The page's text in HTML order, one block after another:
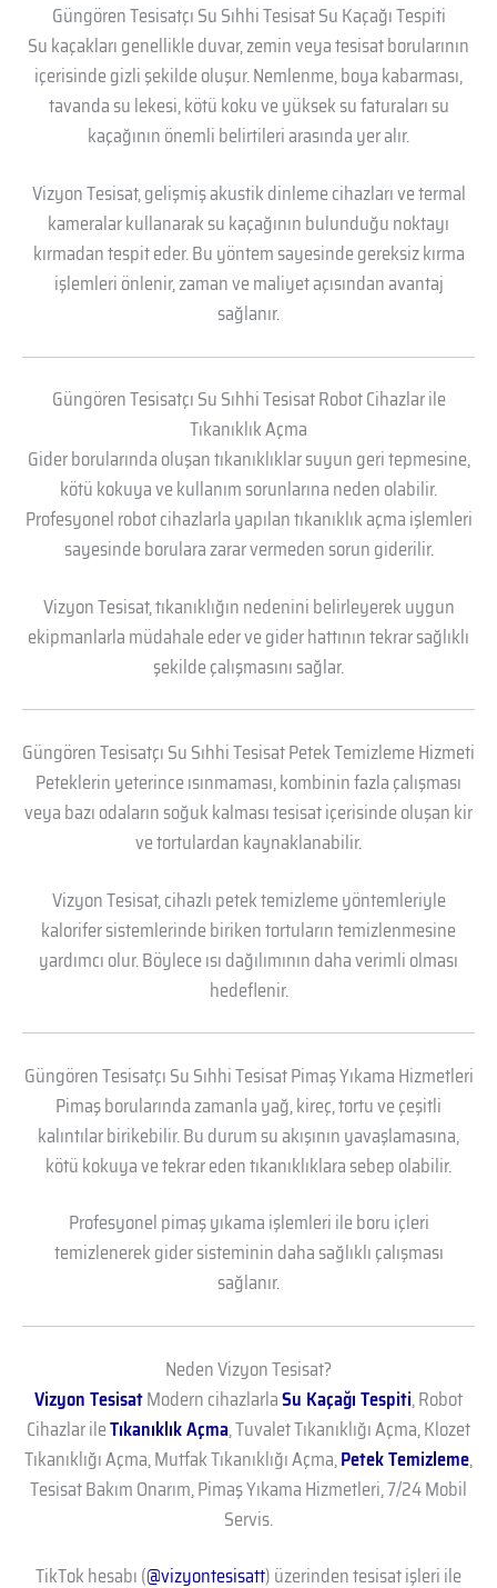
Güngören Tesisatçı Su Sıhhi Tesisat Su Kaçağı Tespiti
Su kaçakları genellikle duvar, zemin veya tesisat borularının
içerisinde gizli şekilde oluşur. Nemlenme, boya kabarması,
tavanda su lekesi, kötü koku ve yüksek su faturaları su
kaçağının önemli belirtileri arasında yer alır.
Vizyon Tesisat, gelişmiş akustik dinleme cihazları ve termal
kameralar kullanarak su kaçağının bulunduğu noktayı
kırmadan tespit eder. Bu yöntem sayesinde gereksiz kırma
işlemleri önlenir, zaman ve maliyet açısından avantaj
sağlanır.
Güngören Tesisatçı Su Sıhhi Tesisat Robot Cihazlar ile
Tıkanıklık Açma
Gider borularında oluşan tıkanıklıklar suyun geri tepmesine,
kötü kokuya ve kullanım sorunlarına neden olabilir.
Profesyonel robot cihazlarla yapılan tıkanıklık açma işlemleri
sayesinde borulara zarar vermeden sorun giderilir.
Vizyon Tesisat, tıkanıklığın nedenini belirleyerek uygun
ekipmanlarla müdahale eder ve gider hattının tekrar sağlıklı
şekilde çalışmasını sağlar.
Güngören Tesisatçı Su Sıhhi Tesisat Petek Temizleme Hizmeti
Peteklerin yeterince ısınmaması, kombinin fazla çalışması
veya bazı odaların soğuk kalması tesisat içerisinde oluşan kir
ve tortulardan kaynaklanabilir.
Vizyon Tesisat, cihazlı petek temizleme yöntemleriyle
kalorifer sistemlerinde biriken tortuların temizlenmesine
yardımcı olur. Böylece ısı dağılımının daha verimli olması
hedeflenir.
Güngören Tesisatçı Su Sıhhi Tesisat Pimaş Yıkama Hizmetleri
Pimaş borularında zamanla yağ, kireç, tortu ve çeşitli
kalıntılar birikebilir. Bu durum su akışının yavaşlamasına,
kötü kokuya ve tekrar eden tıkanıklıklara sebep olabilir.
Profesyonel pimaş yıkama işlemleri ile boru içleri
temizlenerek gider sisteminin daha sağlıklı çalışması
sağlanır.
Neden Vizyon Tesisat?
Vizyon TesisatModern cihazlarlaSu Kaçağı Tespiti, Robot
Cihazlar ileTıkanıklık Açma, Tuvalet Tıkanıklığı Açma, Klozet
Tıkanıklığı Açma, Mutfak Tıkanıklığı Açma,Petek Temizleme,
Tesisat Bakım Onarım, Pimaş Yıkama Hizmetleri, 7/24 Mobil
Servis.
TikTok hesabı (@vizyontesisatt) üzerinden tesisat işleri ile